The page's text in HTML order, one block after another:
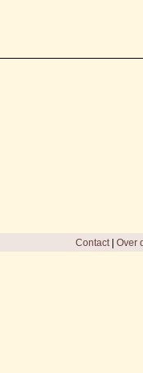
Contact| Over